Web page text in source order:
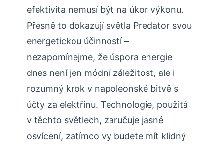
efektivita nemusí být na úkor výkonu.
Přesně to dokazují světla Predator svou
energetickou účinností –
nezapomínejme, že úspora energie
dnes není jen módní záležitost, ale i
rozumný krok v napoleonské bitvě s
účty za elektřinu. Technologie, použitá
v těchto světlech, zaručuje jasné
osvícení, zatímco vy budete mít klidný